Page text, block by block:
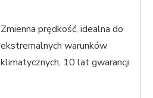
Zmienna prędkość, idealna do
ekstremalnych warunków
klimatycznych, 10 lat gwarancji